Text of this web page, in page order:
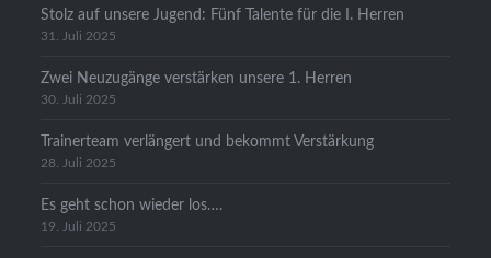
Stolz auf unsere Jugend: Fünf Talente für die I. Herren
31. Juli 2025
Zwei Neuzugänge verstärken unsere 1. Herren
30. Juli 2025
Trainerteam verlängert und bekommt Verstärkung
28. Juli 2025
Es geht schon wieder los….
19. Juli 2025